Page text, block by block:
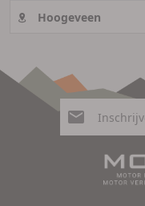
Hoogeveen